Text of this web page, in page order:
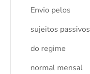
Envio pelos
sujeitos passivos
do regime
normal mensal